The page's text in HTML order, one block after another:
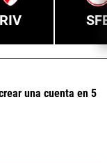
RIV
una cuenta en 5